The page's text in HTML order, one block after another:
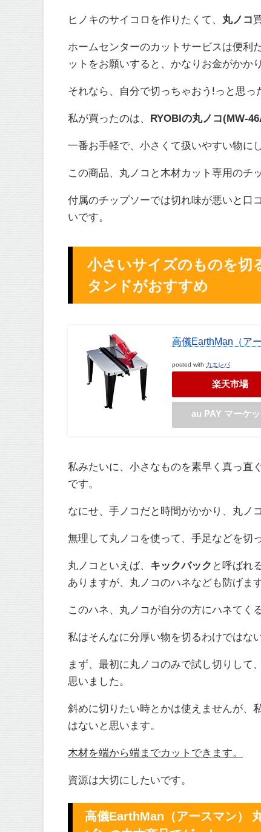
ヒノキのサイコロを作りたくて、 丸ノコ
ホームセンターのカットサービスは便利
ットをお願いすると、かなりお金がかか
それなら、自分で切っちゃおう!っと思っ
私が買ったのは、 RYOBIの丸ノコ(MW-
一番お手軽で、小さくて扱いやすい物に
この商品、丸ノコと木材カット専用のチ
付属のチップソーでは切れ味が悪いと口
いです。
小さいサイズのものを切
タンドがおすすめ
高儀EarthMan（ア
posted with カエレバ
楽天市場
au PAY マーケッ
私みたいに、小さなものを素早く真っ直
です。
なにせ、手ノコだと時間がかかり、丸ノ
無理して丸ノコを使って、手足などを切
丸ノコといえば、 キックバック と呼ばれ
ありますが、丸ノコのハネなども防げます
このハネ、丸ノコが自分の方にハネてく
私はそんなに分厚い物を切るわけではな
まず、最初に丸ノコのみで試し切りして、
思いました。
斜めに切りたい時とかは使えませんが、
はないと思います。
木材を端から端までカットできます。
資源は大切にしたいです。
高儀EarthMan（アースマン）